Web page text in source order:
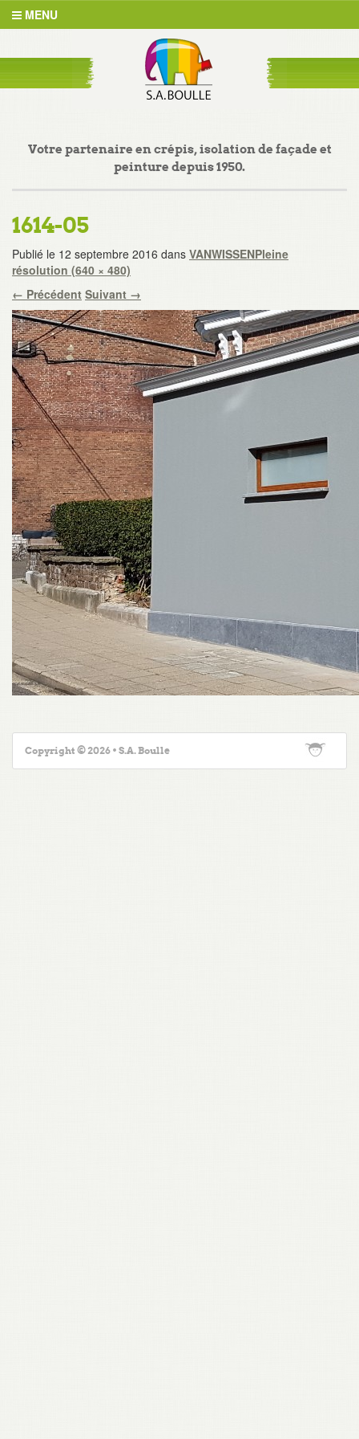
MENU
Votre partenaire en crépis, isolation de façade et
peinture depuis 1950.
1614-05
Publié le 12 septembre 2016 dans VANWISSENPleine
résolution (640 × 480)
← Précédent Suivant →
Copyright © 2026 • S.A. Boulle